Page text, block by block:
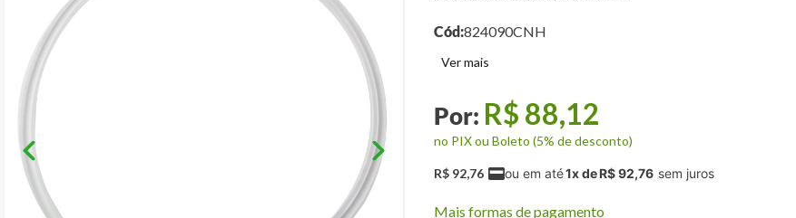
Cód:824090CNH
R$ 88,12
no PIX ou Boleto (5% de desconto)
R$ 92,76 1x deR$92,76
Mais formas de pagamento